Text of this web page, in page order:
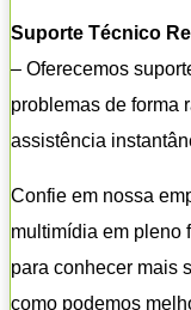
Suporte Técnico
– Oferecemos
problemas de forma
assistência
Confie em nossa
multimídia em pleno
para conhecer mais
como podemos